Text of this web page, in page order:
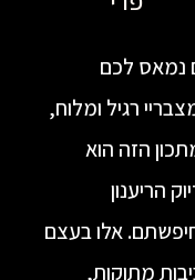
בעצם